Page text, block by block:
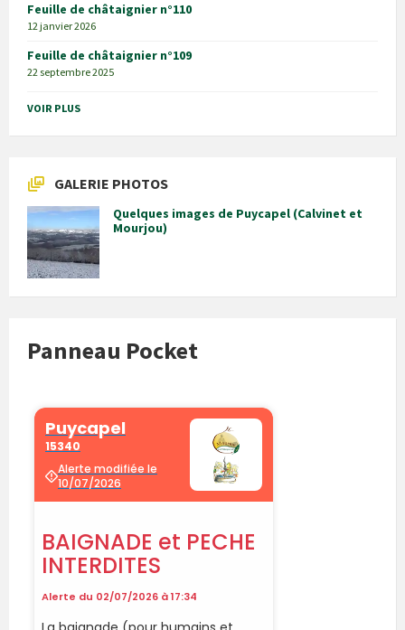
Feuille de châtaignier n°110
12 janvier 2026
Feuille de châtaignier n°109
22 septembre 2025
VOIR PLUS
GALERIE PHOTOS
Quelques images de Puycapel (Calvinet et
Mourjou)
Panneau Pocket